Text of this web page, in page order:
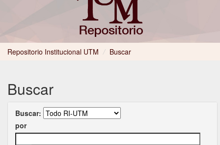
Repositorio Institucional UTM / Buscar
Buscar
Buscar:
por